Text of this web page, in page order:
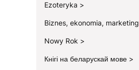
Ezoteryka
Biznes, ekonomia, marketing
Nowy Rok
Кнігі на беларускай мове